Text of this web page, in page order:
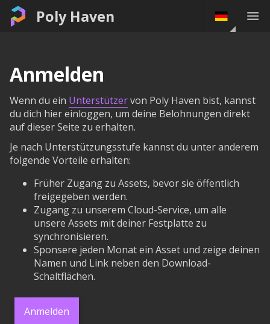
Poly Haven
Anmelden
Wenn du ein Unterstützervon Poly Haven bist, kannst
du dich hier einloggen, um deine Belohnungen direkt
auf dieser Seite zu erhalten.
Je nach Unterstützungsstufe kannst du unter anderem
folgende Vorteile erhalten:
Früher Zugang zu Assets, bevor sie öffentlich
freigegeben werden.
Zugang zu unserem Cloud-Service, um alle
unsere Assets mit deiner Festplatte zu
synchronisieren.
Sponsere jeden Monat ein Asset und zeige deinen
Namen und Link neben den Download-
Schaltflächen.
Anmelden